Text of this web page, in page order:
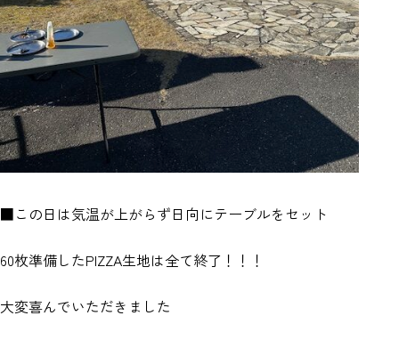
■この日は気温が上がらず日向にテーブルをセット
60枚準備したPIZZA生地は全て終了！！！
大変喜んでいただきました